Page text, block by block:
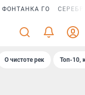
ФОНТАНКА ГО
О чистоте рек Топ-10,